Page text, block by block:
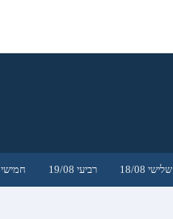
שלישי 18/08 רביעי 19/08 חמישי 20/08